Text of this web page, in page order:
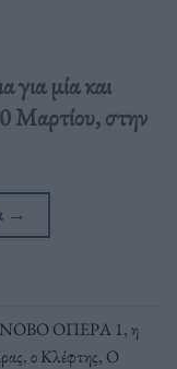
για μία και
Μαρτίου, στην
→
ΟΠΕΡΑ 1,η
,ο Κλέφτης, Ο